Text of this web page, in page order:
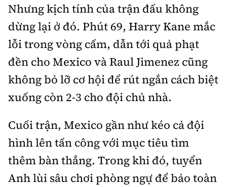
Nhưng kịch tính của trận đấu không
dừng lại ở đó. Phút 69, Harry Kane mắc
lỗi trong vòng cấm, dẫn tới quả phạt
đền cho Mexico và Raul Jimenez cũng
không bỏ lỡ cơ hội để rút ngắn cách biệt
xuống còn 2-3 cho đội chủ nhà.
Cuối trận, Mexico gần như kéo cả đội
hình lên tấn công với mục tiêu tìm
thêm bàn thắng. Trong khi đó, tuyển
Anh lùi sâu chơi phòng ngự để bảo toàn